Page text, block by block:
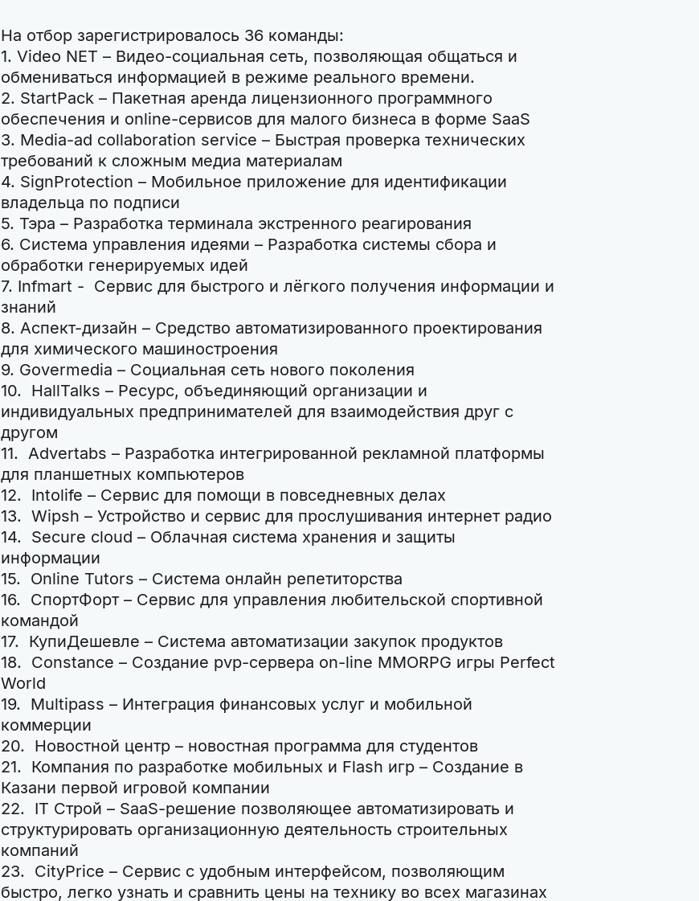
На отбор зарегистрировалось 36 команды:
1. Video NET – Видео-социальная сеть, позволяющая общаться и
обмениваться информацией в режиме реального времени.
2. StartPack – Пакетная аренда лицензионного программного
обеспечения и online-сервисов для малого бизнеса в форме SaaS
3. Media-ad collaboration service – Быстрая проверка технических
требований к сложным медиа материалам
4. SignProtection – Мобильное приложение для идентификации
владельца по подписи
5. Тэра – Разработка терминала экстренного реагирования
6. Система управления идеями – Разработка системы сбора и
обработки генерируемых идей
7. Infmart - Сервис для быстрого и лёгкого получения информации и
знаний
8. Аспект-дизайн – Средство автоматизированного проектирования
для химического машиностроения
9. Govermedia – Социальная сеть нового поколения
10. HallTalks – Ресурс, объединяющий организации и
индивидуальных предпринимателей для взаимодействия друг с
другом
11. Advertabs – Разработка интегрированной рекламной платформы
для планшетных компьютеров
12. Intolife – Сервис для помощи в повседневных делах
13. Wipsh – Устройство и сервис для прослушивания интернет радио
14. Secure cloud – Облачная система хранения и защиты
информации
15. Online Tutors – Система онлайн репетиторства
16. СпортФорт – Сервис для управления любительской спортивной
командой
17. КупиДешевле – Система автоматизации закупок продуктов
18. Constance – Создание pvp-сервера on-line MMORPG игры Perfect
World
19. Multipass – Интеграция финансовых услуг и мобильной
коммерции
20. Новостной центр – новостная программа для студентов
21. Компания по разработке мобильных и Flash игр – Создание в
Казани первой игровой компании
22. IT Строй – SaaS-решение позволяющее автоматизировать и
структурировать организационную деятельность строительных
компаний
23. CityPrice – Сервис с удобным интерфейсом, позволяющим
быстро, легко узнать и сравнить цены на технику во всех магазинах